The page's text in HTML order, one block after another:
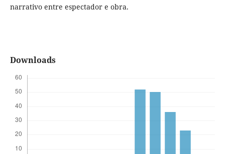
narrativo entre espectador e obra.
Downloads